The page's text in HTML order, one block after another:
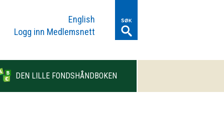
English
Logg inn Medlemsnett
DEN LILLE FONDSHÅNDBOKEN